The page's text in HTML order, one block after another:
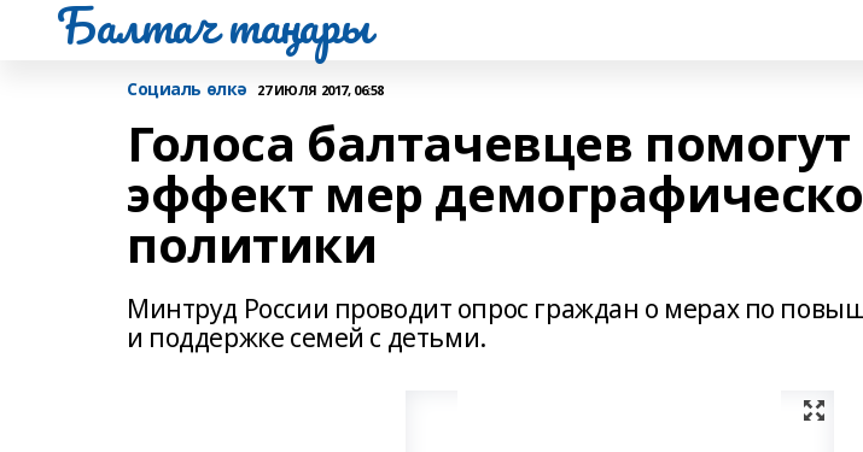
Балтач таңнары
Социаль өлкә 27 ИЮЛЯ 2017, 06:58
Голоса балтачевцев
эффект мер
политики
Минтруд России проводит опрос граждан о мерах по
и поддержке семей с детьми.